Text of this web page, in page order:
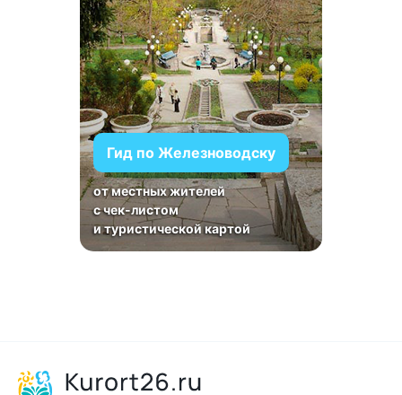
Гид по Железноводску
от местных жителей
с чек-листом
и туристической картой